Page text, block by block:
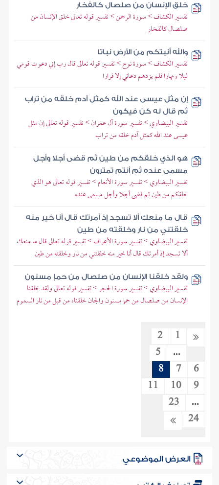
خلق الإنسان من صلصال كالفخار
تفسير الكشاف > سورة الرحمن > تفسير قوله تعالى خلق الإنسان من
صلصال كالفخار
والله أنبتكم من الأرض نباتا
تفسير الكشاف > سورة نوح > تفسير قوله تعالى قال رب إني دعوت قومي
ليلا ونهارا فلم يزدهم دعائي إلا فرارا
إن مثل عيسى عند الله كمثل آدم خلقه من تراب
ثم قال له كن فيكون
تفسير البيضاوي > تفسير سورة آل عمران > تفسير قوله تعالى إن مثل
عيسى عند الله كمثل آدم خلقه من تراب
هو الذي خلقكم من طين ثم قضى أجلا وأجل
مسمى عنده ثم أنتم تمترون
تفسير البيضاوي > تفسير سورة الأنعام > تفسير قوله تعالى هو الذي
خلقكم من طين ثم قضى أجلا وأجل مسمى عنده
قال ما منعك ألا تسجد إذ أمرتك قال أنا خير منه
خلقتني من نار وخلقته من طين
تفسير البيضاوي > تفسير سورة الأعراف > تفسير قوله تعالى قال ما منعك
ألا تسجد إذ أمرتك قال أنا خير منه خلقتني من نار وخلقته من طين
ولقد خلقنا الإنسان من صلصال من حمإ مسنون
تفسير البيضاوي > تفسير سورة الحجر > تفسير قوله تعالى ولقد خلقنا
الإنسان من صلصال من حمإ مسنون والجان خلقناه من قبل من نار السموم
1
2
...
5
6
7
8
9
10
11
...
23
24
العرض الموضوعي